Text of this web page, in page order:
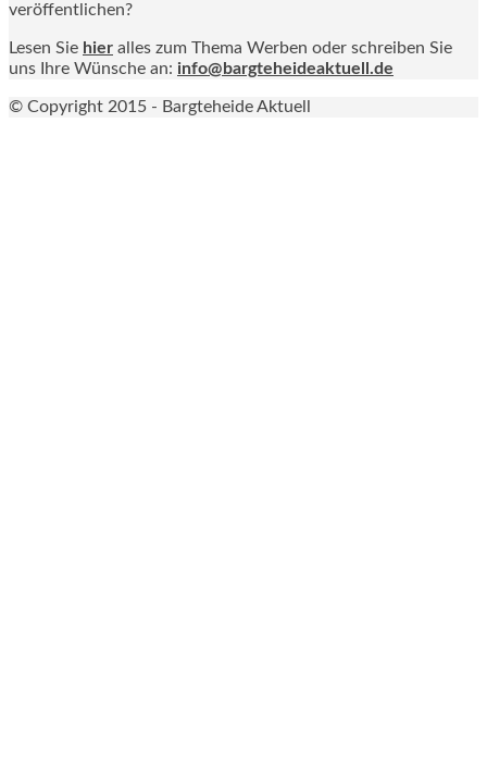
veröffentlichen?
Lesen Sie hier alles zum Thema Werben oder schreiben Sie
uns Ihre Wünsche an: info@bargteheideaktuell.de
© Copyright 2015 - Bargteheide Aktuell